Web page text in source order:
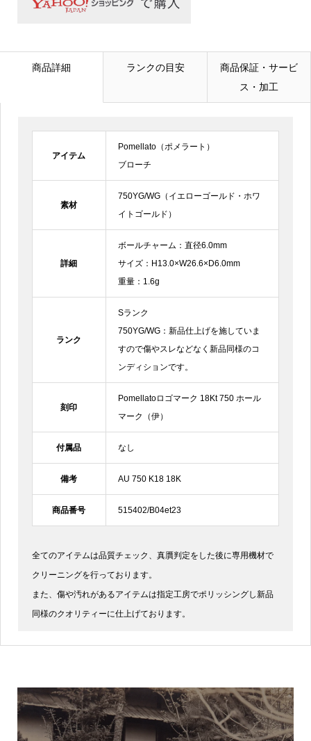
お問合せ内容 必須
商品詳細 ランクの目安
商品保証・サービ
ス・加工
全てのアイテムは品質チェック、真贋判定をした後に専用機材で
クリーニングを行っております。
また、傷や汚れがあるアイテムは指定工房でポリッシングし新品
同様のクオリティーに仕上げております。
アイテム
Pomellato（ポメラート）
ブローチ
素材
750YG/WG（イエローゴールド・ホワ
イトゴールド）
詳細
ボールチャーム：直径6.0mm
サイズ：H13.0×W26.6×D6.0mm
重量：1.6g
ランク
Sランク
750YG/WG：新品仕上げを施していま
すので傷やスレなどなく新品同様のコ
ンディションです。
刻印
Pomellatoロゴマーク 18Kt 750 ホール
マーク（伊）
付属品 なし
備考 AU 750 K18 18K
商品番号 515402/B04et23